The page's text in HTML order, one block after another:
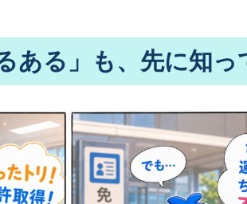
ある」も、先に知っ